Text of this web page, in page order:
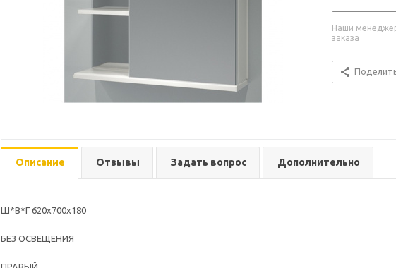
Наши
заказа
Описание Отзывы Задать вопрос Дополнительно
Ш*В*Г 620х700х180
БЕЗ ОСВЕЩЕНИЯ